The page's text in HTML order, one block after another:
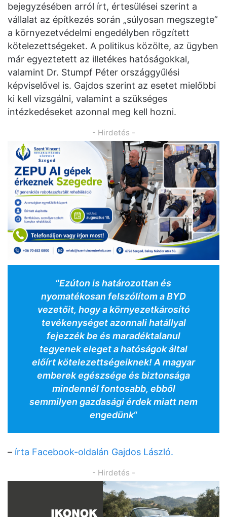
bejegyzésében arról írt, értesülései szerint a
vállalat az építkezés során „súlyosan megszegte”
a környezetvédelmi engedélyben rögzített
kötelezettségeket. A politikus közölte, az ügyben
már egyeztetett az illetékes hatóságokkal,
valamint Dr. Stumpf Péter országgyűlési
képviselővel is. Gajdos szerint az esetet mielőbbi
ki kell vizsgálni, valamint a szükséges
intézkedéseket azonnal meg kell hozni.
- Hirdetés -
“Ezúton is határozottan és
nyomatékosan felszólítom a BYD
vezetőit, hogy a környezetkárosító
tevékenységet azonnali hatállyal
fejezzék be és maradéktalanul
tegyenek eleget a hatóságok által
előírt kötelezettségeiknek! A magyar
emberek egészsége és biztonsága
mindennél fontosabb, ebből
semmilyen gazdasági érdek miatt nem
engedünk“
– írta Facebook-oldalán Gajdos László.
- Hirdetés -